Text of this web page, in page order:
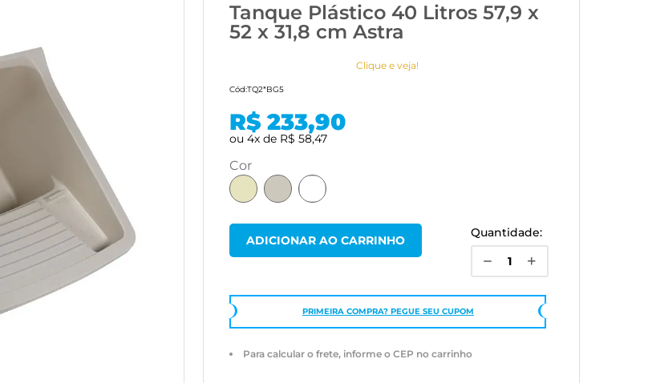
Tanque Plástico 40 Litros 57,9 x
52 x 31,8 cm Astra
Clique e veja!
Cód:TQ2*BG5
R$ 233,90
ou4x de R$ 58,47
cor
Quantidade:
PRIMEIRA COMPRA? PEGUE SEU CUPOM
Para calcular o frete, informe o CEP no carrinho